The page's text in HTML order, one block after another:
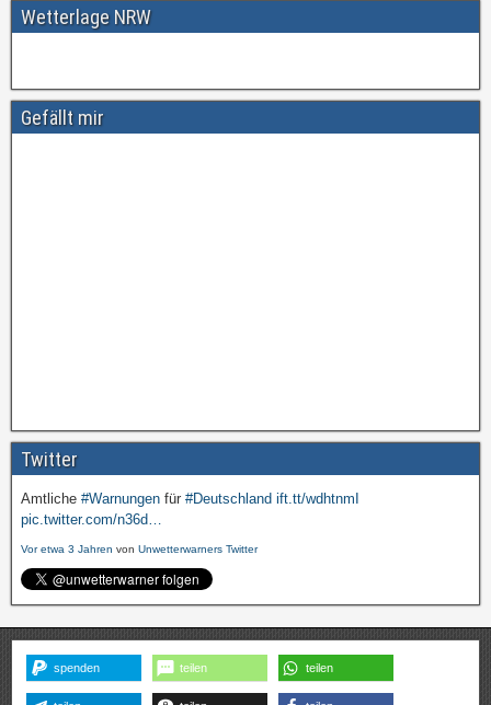
Wetterlage NRW
Gefällt mir
Twitter
Amtliche #Warnungen für #Deutschland ift.tt/wdhtnmI
pic.twitter.com/n36d…
Vor etwa 3 Jahren von Unwetterwarners Twitter
spenden teilen teilen